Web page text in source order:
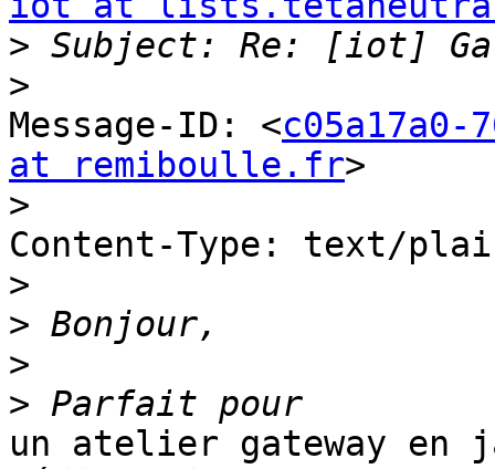
>
>
Message-ID: <c05a17a0-
at remiboulle.fr>
>
Content-Type: text/
>
>
>
>
un atelier gateway en